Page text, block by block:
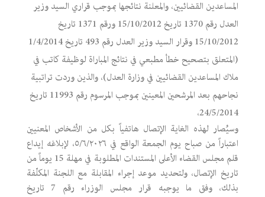
المساعدين القضائيين، والمعلنة نتائجها بموجب قراري السيد وزير
العدل رقم 1370 تاريخ 15/10/2012 ورقم 1371 تاريخ
15/10/2012 وقرار السيد وزير العدل رقم 493 تاريخ 1/4/2014
(المتعلق بتصحيح خطأ مطبعي في نتائج المباراة لوظيفة كاتب في
ملاك المساعدين القضائيين في وزارة العدل)، والذين وردت تراتبية
نجاحهم بعد المرشحين المعينين بموجب المرسوم رقم 11993 تاريخ
24/5/2014،
وسيُصار لهذه الغاية الإتصال هاتفياً بكل من الأشخاص المعنيين
اعتباراً من صباح يوم الجمعة الواقع في ٥/٦/٢٠٢٦، لإبلاغه إيداع
قلم مجلس القضاء الأعلى المستندات المطلوبة في مهلة 15 يوماً من
تاريخ الإتصال، ولتحديد موعد إجراء المقابلة مع اللجنة المكلّفة
بذلك، وفق ما يوجبه قرار مجلس الوزراء رقم 7 تاريخ